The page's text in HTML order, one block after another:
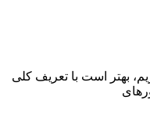
بهتر است با تعریف کلی